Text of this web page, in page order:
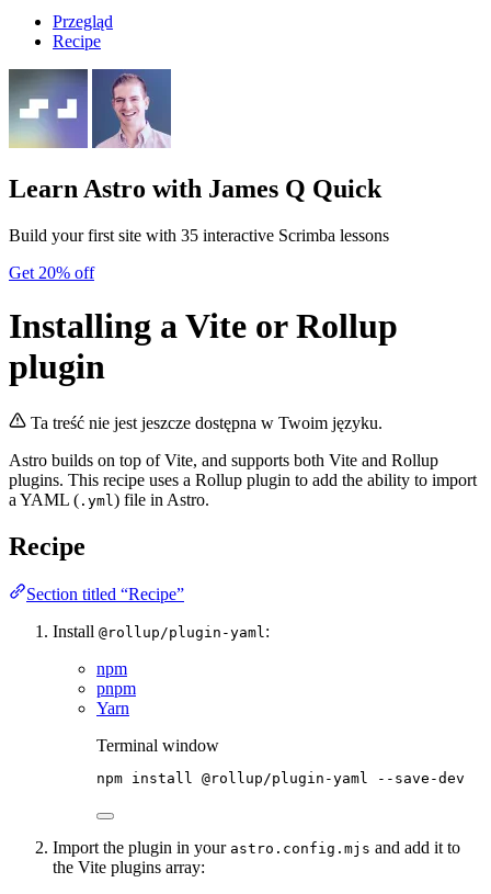
Przegląd
Recipe
Learn Astro with James Q Quick
Build your first site with 35 interactive Scrimba lessons
Get 20% off
Installing a Vite or Rollup
plugin
Ta treść nie jest jeszcze dostępna w Twoim języku.
Astro builds on top of Vite, and supports both Vite and Rollup
plugins. This recipe uses a Rollup plugin to add the ability to import
a YAML ( .yml ) file in Astro.
Recipe
Section titled “Recipe”
Install @rollup/plugin-yaml:
npm
pnpm
Yarn
Terminal window
npm install @rollup/plugin-yaml --save-dev
Import the plugin in your astro.config.mjs and add it to
the Vite plugins array: